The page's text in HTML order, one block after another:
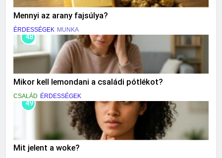
Mennyi az arany fajsúlya?
ÉRDESSÉGEK MUNKA
48
Mikor kell lemondani a családi pótlékot?
CSALÁD ÉRDESSÉGEK
49
Mit jelent a woke?